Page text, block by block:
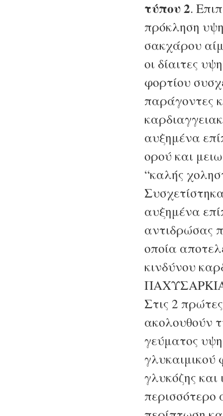
τύπου 2.
πρόκληση
σακχάρου
οι δίαιτες
φορτίου
παράγοντες
αυξημένα
ορού και
“καλής
αυξημένα
αντιδρώσας
οποία
κινδύνου
Στις 2
ακολουθούν
γεύματος
γλυκαιμικού
γλυκόζης
περισσότερο